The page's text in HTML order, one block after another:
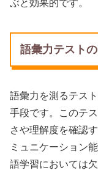
ぶと効果的です。
語彙力テスト
語彙力を測るテス
手段です。このテ
さや理解度を確認
ミュニケーション
語学習においては